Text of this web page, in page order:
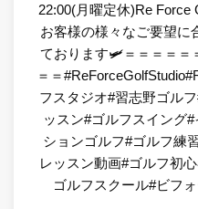
22:00(月曜定休)Re Force
お客様の様々なご要望に
ております🛩＝＝＝＝＝
＝＝
フスタジオ#習志野ゴル
ッスン#ゴルフスイング
ションゴルフ#ゴルフ練
レッスン動画#ゴルフ初
ゴルフスクール#ビフ